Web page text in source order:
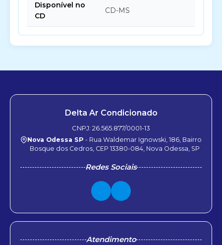
Disponível no
CD
CD-MS
Delta Ar Condicionado
CNPJ: 26.565.877/0001-13
Nova Odessa SP - Rua Waldemar Ignowski, 186, Bairro
Bosque dos Cedros, CEP 13380-084, Nova Odessa, SP
Redes Sociais
Atendimento